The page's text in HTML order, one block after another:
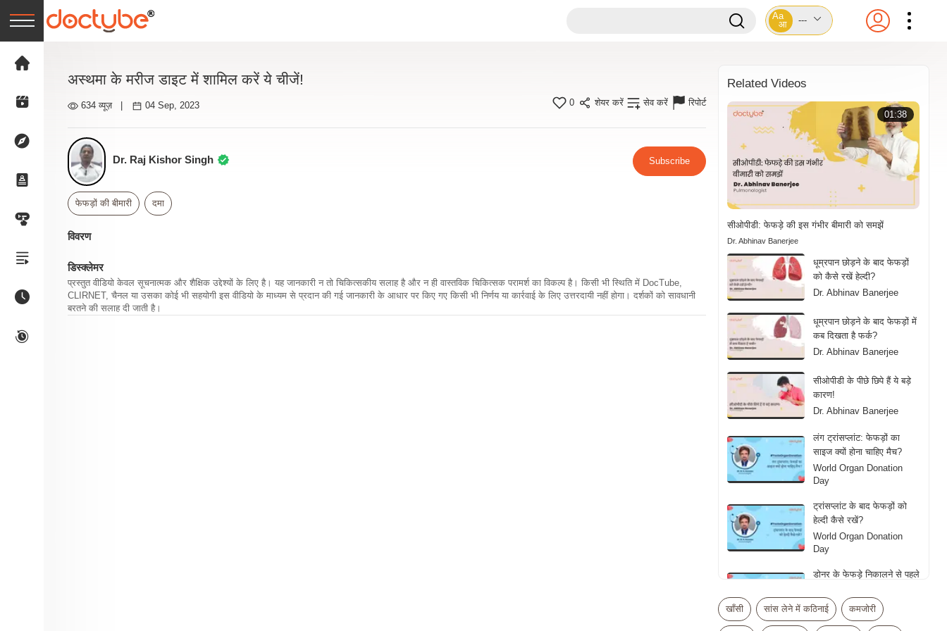
Aa
आ
---
अस्थमा के मरीज डाइट में शामिल करें ये चीजें!
634 व्यूज़ 04 Sep, 2023 0 शेयर करें सेव करें रिपोर्ट
Dr. Raj Kishor Singh Subscribe
फेफड़ों की बीमारी दमा
विवरण
डिस्क्लेमर
प्रस्तुत वीडियो केवल सूचनात्मक और शैक्षिक उद्देश्यों के लिए है। यह जानकारी न तो चिकित्सकीय सलाह है और न ही वास्तविक चिकित्सक परामर्श का विकल्प है। किसी भी स्थिति में DocTube,
CLIRNET, चैनल या उसका कोई भी सहयोगी इस वीडियो के माध्यम से प्रदान की गई जानकारी के आधार पर किए गए किसी भी निर्णय या कार्रवाई के लिए उत्तरदायी नहीं होगा। दर्शकों को सावधानी
बरतने की सलाह दी जाती है।
Related Videos
01:38
सीओपीडी: फेफड़े की इस गंभीर बीमारी को समझें
Dr. Abhinav Banerjee
धूम्रपान छोड़ने के बाद फेफड़ों
को कैसे रखें हेल्दी?
Dr. Abhinav Banerjee
धूम्रपान छोड़ने के बाद फेफड़ों में
कब दिखता है फर्क?
Dr. Abhinav Banerjee
सीओपीडी के पीछे छिपे हैं ये बड़े
कारण!
Dr. Abhinav Banerjee
लंग ट्रांसप्लांट: फेफड़ों का
साइज क्यों होना चाहिए मैच?
World Organ Donation
Day
ट्रांसप्लांट के बाद फेफड़ों को
हेल्दी कैसे रखें?
World Organ Donation
Day
डोनर के फेफड़े निकालने से पहले
World Organ Donation
Day
खाँसी सांस लेने में कठिनाई कमजोरी